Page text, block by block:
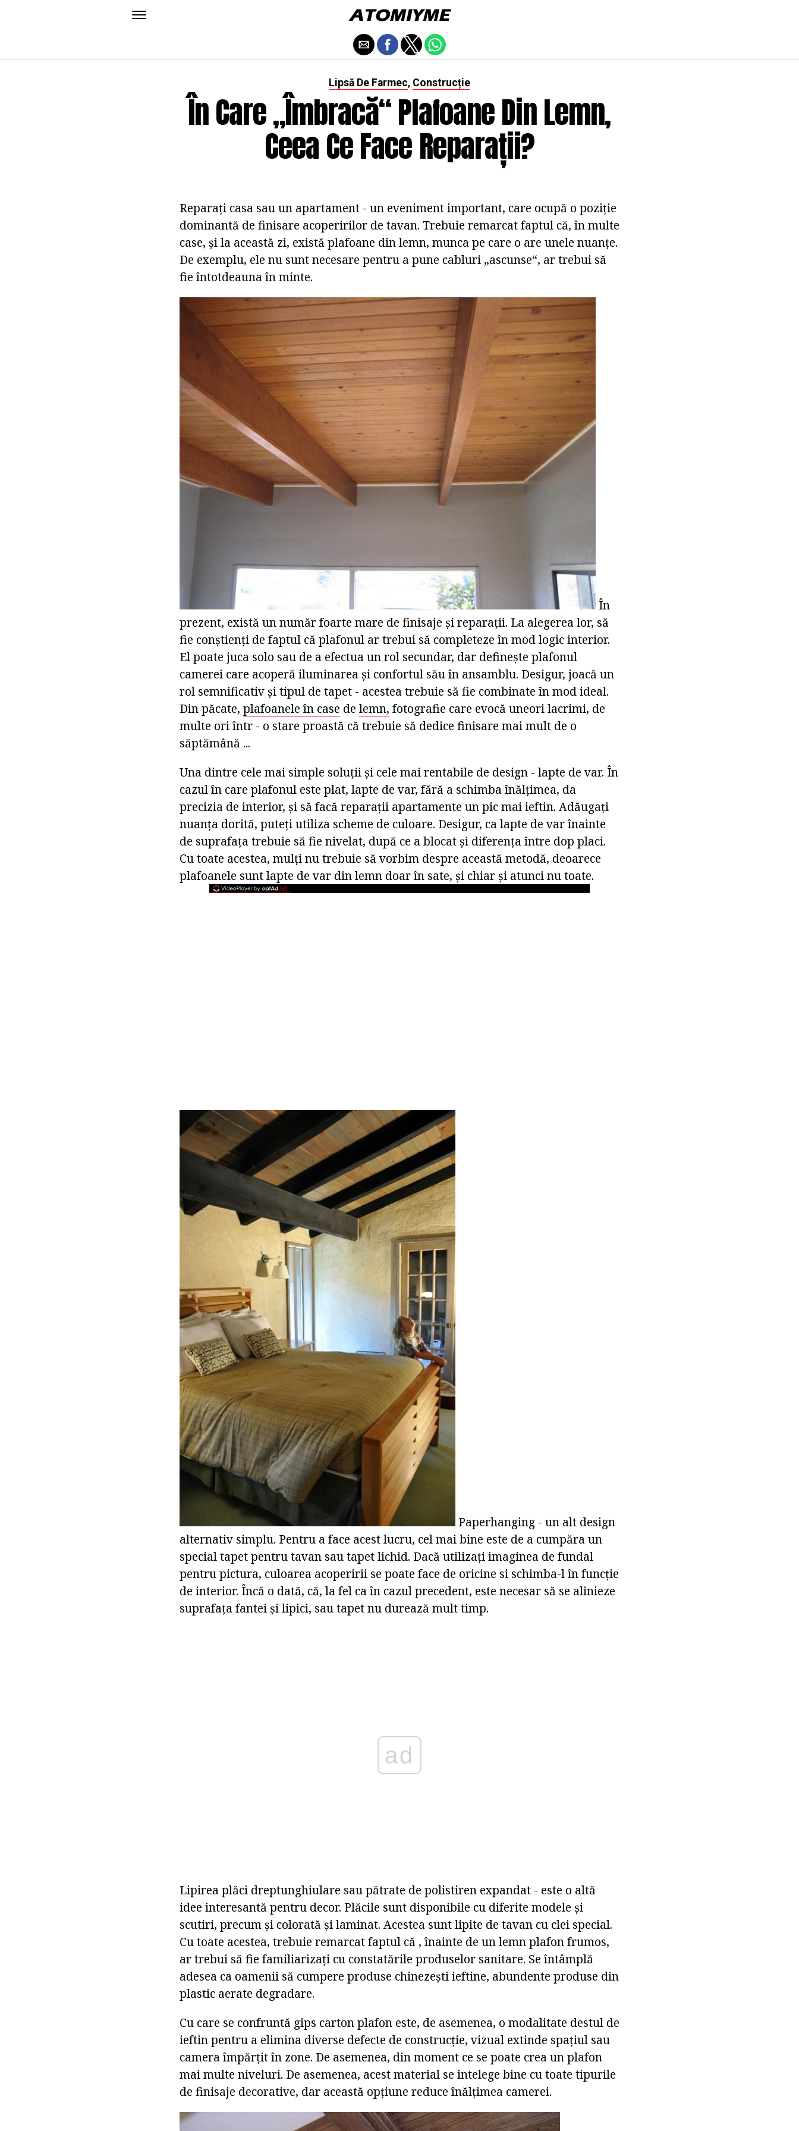
Lipsă De Farmec, Construcție
În Care „îmbracă“ Plafoane Din Lemn,
Ceea Ce Face Reparații?
Reparați casa sau un apartament - un eveniment important, care ocupă o poziție
dominantă de finisare acoperirilor de tavan. Trebuie remarcat faptul că, în multe
case, și la această zi, există plafoane din lemn, munca pe care o are unele nuanțe.
De exemplu, ele nu sunt necesare pentru a pune cabluri „ascunse“, ar trebui să
fie întotdeauna în minte.
În
prezent, există un număr foarte mare de finisaje și reparații. La alegerea lor, să
fie conștienți de faptul că plafonul ar trebui să completeze în mod logic interior.
El poate juca solo sau de a efectua un rol secundar, dar definește plafonul
camerei care acoperă iluminarea și confortul său în ansamblu. Desigur, joacă un
rol semnificativ și tipul de tapet - acestea trebuie să fie combinate în mod ideal.
Din păcate, plafoanele în case de lemn, fotografie care evocă uneori lacrimi, de
multe ori într - o stare proastă că trebuie să dedice finisare mai mult de o
săptămână ...
Una dintre cele mai simple soluții și cele mai rentabile de design - lapte de var. În
cazul în care plafonul este plat, lapte de var, fără a schimba înălțimea, da
precizia de interior, și să facă reparații apartamente un pic mai ieftin. Adăugați
nuanța dorită, puteți utiliza scheme de culoare. Desigur, ca lapte de var înainte
de suprafața trebuie să fie nivelat, după ce a blocat și diferența între dop placi.
Cu toate acestea, mulți nu trebuie să vorbim despre această metodă, deoarece
plafoanele sunt lapte de var din lemn doar în sate, și chiar și atunci nu toate.
Paperhanging - un alt design
alternativ simplu. Pentru a face acest lucru, cel mai bine este de a cumpăra un
special tapet pentru tavan sau tapet lichid. Dacă utilizați imaginea de fundal
pentru pictura, culoarea acoperirii se poate face de oricine si schimba-l în funcție
de interior. Încă o dată, că, la fel ca în cazul precedent, este necesar să se alinieze
suprafața fantei și lipici, sau tapet nu durează mult timp.
ad
Lipirea plăci dreptunghiulare sau pătrate de polistiren expandat - este o altă
idee interesantă pentru decor. Plăcile sunt disponibile cu diferite modele și
scutiri, precum și colorată și laminat. Acestea sunt lipite de tavan cu clei special.
Cu toate acestea, trebuie remarcat faptul că , înainte de un lemn plafon frumos,
ar trebui să fie familiarizați cu constatările produselor sanitare. Se întâmplă
adesea ca oamenii să cumpere produse chinezești ieftine, abundente produse din
plastic aerate degradare.
Cu care se confruntă gips carton plafon este, de asemenea, o modalitate destul de
ieftin pentru a elimina diverse defecte de construcție, vizual extinde spațiul sau
camera împărțit în zone. De asemenea, din moment ce se poate crea un plafon
mai multe niveluri. De asemenea, acest material se intelege bine cu toate tipurile
de finisaje decorative, dar această opțiune reduce înălțimea camerei.